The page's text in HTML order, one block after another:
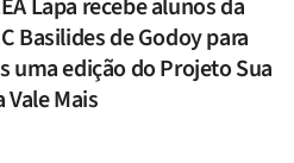
Lapa recebe alunos da
Basilides de Godoy para
uma edição do Projeto Sua
Vale Mais